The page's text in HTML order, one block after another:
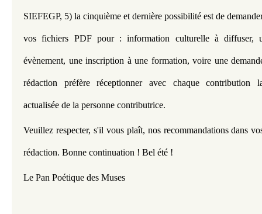
SIEFEGP, 5) la cinquième et dernière possibilité est de
vos fichiers PDF pour : information culturelle à diffuser,
évènement, une inscription à une formation, voire une
rédaction préfère réceptionner avec chaque contribution
actualisée de la personne contributrice.
Veuillez respecter, s'il vous plaît, nos recommandations dans
rédaction. Bonne continuation ! Bel été !
Le Pan Poétique des Muses